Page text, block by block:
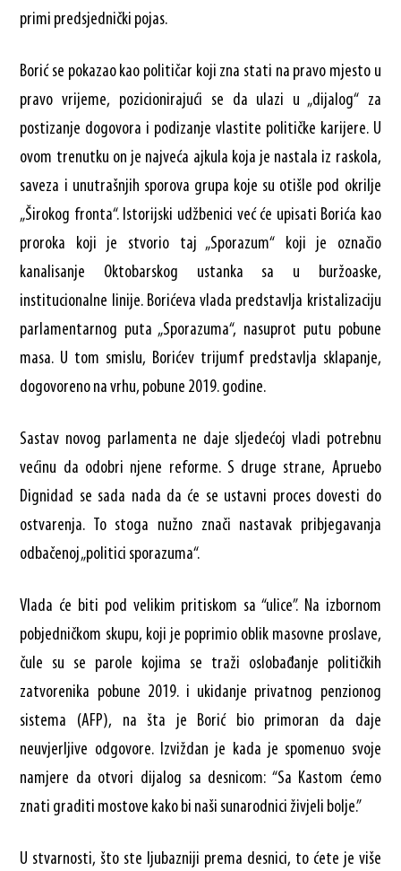
primi predsjednički pojas.
Borić se pokazao kao političar koji zna stati na pravo mjesto u
pravo vrijeme, pozicionirajući se da ulazi u „dijalog“ za
postizanje dogovora i podizanje vlastite političke karijere. U
ovom trenutku on je najveća ajkula koja je nastala iz raskola,
saveza i unutrašnjih sporova grupa koje su otišle pod okrilje
„Širokog fronta“. Istorijski udžbenici već će upisati Borića kao
proroka koji je stvorio taj „Sporazum“ koji je označio
kanalisanje Oktobarskog ustanka sa u buržoaske,
institucionalne linije. Borićeva vlada predstavlja kristalizaciju
parlamentarnog puta „Sporazuma“, nasuprot putu pobune
masa. U tom smislu, Borićev trijumf predstavlja sklapanje,
dogovoreno na vrhu, pobune 2019. godine.
Sastav novog parlamenta ne daje sljedećoj vladi potrebnu
većinu da odobri njene reforme. S druge strane, Apruebo
Dignidad se sada nada da će se ustavni proces dovesti do
ostvarenja. To stoga nužno znači nastavak pribjegavanja
odbačenoj „politici sporazuma“.
Vlada će biti pod velikim pritiskom sa “ulice”. Na izbornom
pobjedničkom skupu, koji je poprimio oblik masovne proslave,
čule su se parole kojima se traži oslobađanje političkih
zatvorenika pobune 2019. i ukidanje privatnog penzionog
sistema (AFP), na šta je Borić bio primoran da daje
neuvjerljive odgovore. Izviždan je kada je spomenuo svoje
namjere da otvori dijalog sa desnicom: “Sa Kastom ćemo
znati graditi mostove kako bi naši sunarodnici živjeli bolje.”
U stvarnosti, što ste ljubazniji prema desnici, to ćete je više